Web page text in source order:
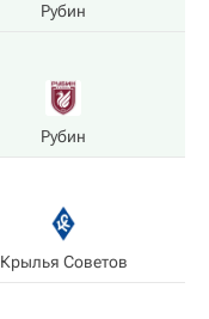
Рубин
Рубин
Крылья Советов